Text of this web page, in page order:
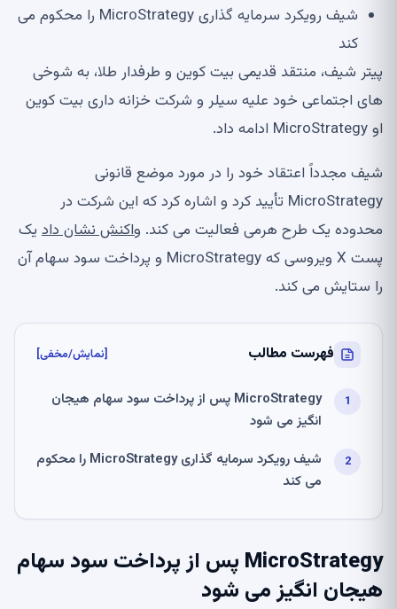
شیف رویکرد سرمایه گذاری MicroStrategy را محکوم می
کند
پیتر شیف، منتقد قدیمی بیت کوین و طرفدار طلا، به شوخی
های اجتماعی خود علیه سیلر و شرکت خزانه داری بیت کوین
او MicroStrategy ادامه داد.
شیف مجدداً اعتقاد خود را در مورد موضع قانونی
MicroStrategy تأیید کرد و اشاره کرد که این شرکت در
محدوده یک طرح هرمی فعالیت می کند. واکنش نشان داد یک
پست X ویروسی که MicroStrategy و پرداخت سود سهام آن
را ستایش می کند.
فهرست مطالب [نمایش/مخفی]
MicroStrategy پس از پرداخت سود سهام هیجان
انگیز می شود
شیف رویکرد سرمایه گذاری MicroStrategy را محکوم
می کند
MicroStrategy پس از پرداخت سود سهام
هیجان انگیز می شود